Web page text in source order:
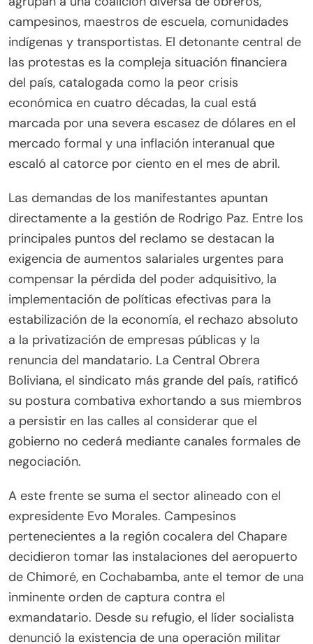
campesinos, maestros de escuela, comunidades
indígenas y transportistas. El detonante central de
las protestas es la compleja situación financiera
del país, catalogada como la peor crisis
económica en cuatro décadas, la cual está
marcada por una severa escasez de dólares en el
mercado formal y una inflación interanual que
escaló al catorce por ciento en el mes de abril.
Las demandas de los manifestantes apuntan
directamente a la gestión de Rodrigo Paz. Entre los
principales puntos del reclamo se destacan la
exigencia de aumentos salariales urgentes para
compensar la pérdida del poder adquisitivo, la
implementación de políticas efectivas para la
estabilización de la economía, el rechazo absoluto
a la privatización de empresas públicas y la
renuncia del mandatario. La Central Obrera
Boliviana, el sindicato más grande del país, ratificó
su postura combativa exhortando a sus miembros
a persistir en las calles al considerar que el
gobierno no cederá mediante canales formales de
negociación.
A este frente se suma el sector alineado con el
expresidente Evo Morales. Campesinos
pertenecientes a la región cocalera del Chapare
decidieron tomar las instalaciones del aeropuerto
de Chimoré, en Cochabamba, ante el temor de una
inminente orden de captura contra el
exmandatario. Desde su refugio, el líder socialista
denunció la existencia de una operación militar